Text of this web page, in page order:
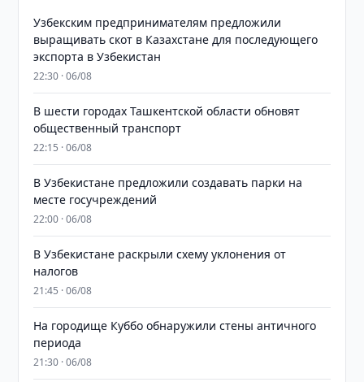
Узбекским предпринимателям предложили
выращивать скот в Казахстане для последующего
экспорта в Узбекистан
22:30 · 06/08
В шести городах Ташкентской области обновят
общественный транспорт
22:15 · 06/08
В Узбекистане предложили создавать парки на
месте госучреждений
22:00 · 06/08
В Узбекистане раскрыли схему уклонения от
налогов
21:45 · 06/08
На городище Куббо обнаружили стены античного
периода
21:30 · 06/08